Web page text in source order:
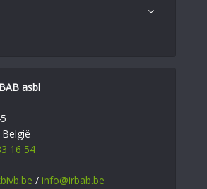
asbl
16 54
/ info@irbab.be